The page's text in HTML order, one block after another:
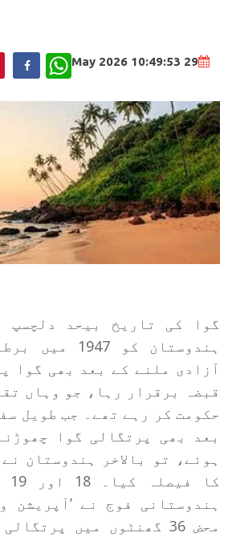
29 May 2026 10:49:53
WhatsApp
گوا کی تاریخ بیحد دلچسپ
ہندوستان کو
آزادی ملنے کے بعد بھی گوا
حکومت کر رہے تھے۔ جب طویل
بعد بھی پرتگالی گوا
ہوئے، تو بالاخر ہندوستان
ہندوستانی فوج نے ’آپریشن
محض 36 گھنٹوں میں